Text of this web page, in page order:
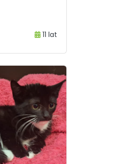
11 lat